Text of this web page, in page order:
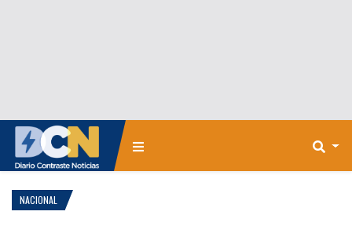
NACIONAL